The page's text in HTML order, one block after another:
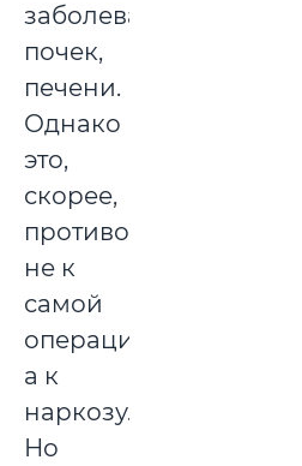
заболевания
почек,
печени.
Однако
это,
скорее,
противопоказания
не к
самой
операции,
а к
наркозу.
Но